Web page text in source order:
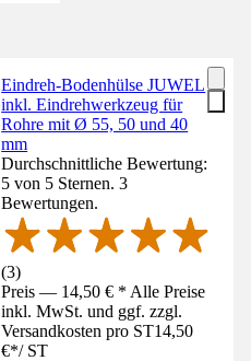
Eindreh-Bodenhülse JUWEL
inkl. Eindrehwerkzeug für
Rohre mit Ø 55, 50 und 40
mm
Durchschnittliche Bewertung:
5 von 5 Sternen. 3
Bewertungen.
(3)
Preis — 14,50 € * Alle Preise
inkl. MwSt. und ggf. zzgl.
Versandkosten pro ST14,50
€*/ ST